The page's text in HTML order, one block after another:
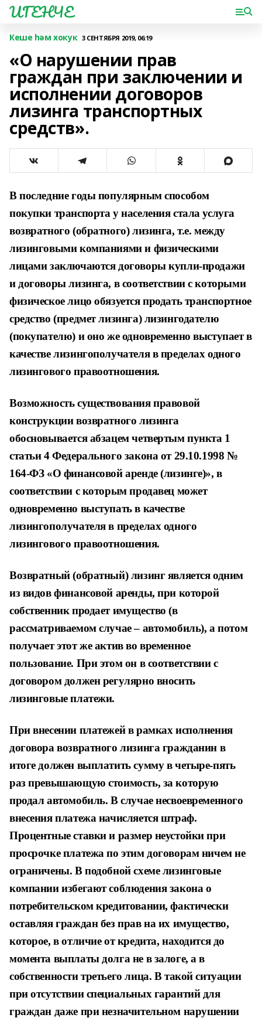
ИГЕНЧЕ
Кеше һәм хокук 3 СЕНТЯБРЯ 2019, 06:19
«О нарушении прав
граждан при заключении и
исполнении договоров
лизинга транспортных
средств».
В последние годы популярным способом
покупки транспорта у населения стала услуга
возвратного (обратного) лизинга, т.е. между
лизинговыми компаниями и физическими
лицами заключаются договоры купли-продажи
и договоры лизинга, в соответствии с которыми
физическое лицо обязуется продать транспортное
средство (предмет лизинга) лизингодателю
(покупателю) и оно же одновременно выступает в
качестве лизингополучателя в пределах одного
лизингового правоотношения.
Возможность существования правовой
конструкции возвратного лизинга
обосновывается абзацем четвертым пункта 1
статьи 4 Федерального закона от 29.10.1998 №
164-ФЗ «О финансовой аренде (лизинге)», в
соответствии с которым продавец может
одновременно выступать в качестве
лизингополучателя в пределах одного
лизингового правоотношения.
Возвратный (обратный) лизинг является одним
из видов финансовой аренды, при которой
собственник продает имущество (в
рассматриваемом случае – автомобиль), а потом
получает этот же актив во временное
пользование. При этом он в соответствии с
договором должен регулярно вносить
лизинговые платежи.
При внесении платежей в рамках исполнения
договора возвратного лизинга гражданин в
итоге должен выплатить сумму в четыре-пять
раз превышающую стоимость, за которую
продал автомобиль. В случае несвоевременного
внесения платежа начисляется штраф.
Процентные ставки и размер неустойки при
просрочке платежа по этим договорам ничем не
ограничены. В подобной схеме лизинговые
компании избегают соблюдения закона о
потребительском кредитовании, фактически
оставляя граждан без прав на их имущество,
которое, в отличие от кредита, находится до
момента выплаты долга не в залоге, а в
собственности третьего лица. В такой ситуации
при отсутствии специальных гарантий для
граждан даже при незначительном нарушении